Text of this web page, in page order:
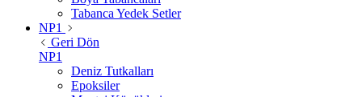
Tabanca Yedek Setler
NP1
Geri Dön
NP1
Deniz Tutkalları
Epoksiler